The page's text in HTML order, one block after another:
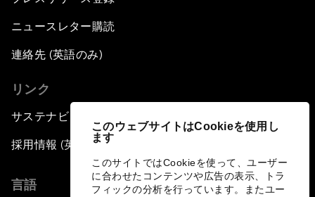
このウェブサイトはCookieを使用し
ます
このサイトではCookieを使って、ユーザー
に合わせたコンテンツや広告の表示、トラ
フィックの分析を行っています。またユー
ニュースレター購読
連絡先 (英語のみ)
リンク
サステナビリティへの取り組み
採用情報 (英語のみ)
言語